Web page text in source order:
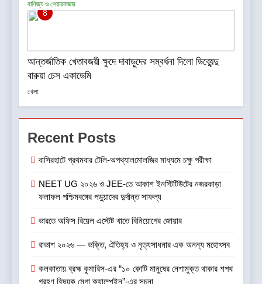
বাণিজ্য ও শেয়ারবাজার
8
আন্তর্জাতিক খেতাবজয়ী ক্ষুদে দাবাড়ুদের সম্বর্ধনা দিলো ডিব্যেন্দু
বারুয়া চেস একাডেমি
খেলা
Recent Posts
বাসিরহাটে প্রথমবার টেলি-অপথ্যালমোলজির মাধ্যমে চক্ষু পরীক্ষা
NEET UG ২০২৬ ও JEE-তে আকাশ ইনস্টিটিউটের নজরকাড়া
ফলাফল পশ্চিমবঙ্গের পড়ুয়াদের দুর্দান্ত সাফল্য
ভারতে অফিস রিয়েল এস্টেট খাতে বিনিয়োগের জোয়ার
রাভাশ ২০২৬ — ভক্তি, ঐতিহ্য ও নৃত্যসাধনার এক অনন্য মহোৎসব
কলকাতায় ব্রহ্ম কুমারিস-এর “১০ কোটি মানুষের নেশামুক্ত থাকার শপথ
গ্রহণ বিষয়ক মেগা ক্যাম্পেইন”-এর সূচনা